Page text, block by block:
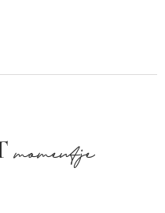
momentje